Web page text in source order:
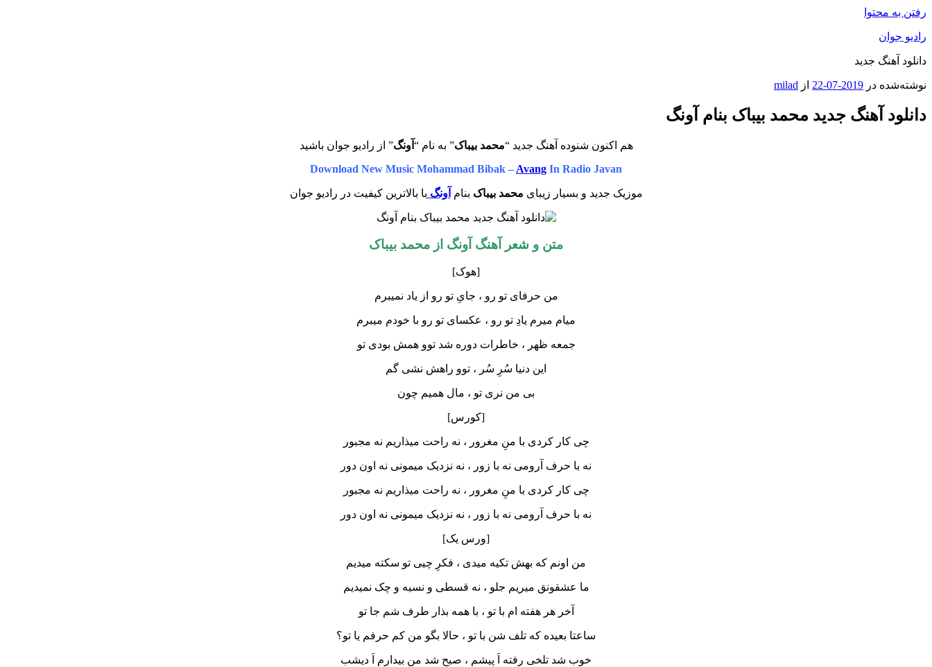
رفتن به محتوا
رادیو جوان
دانلود آهنگ جدید
نوشته‌شده در 2019-07-22 از milad
دانلود آهنگ جدید محمد بیباک بنام آونگ
هم اکنون شنوده آهنگ جدید “محمد بیباک” به نام “ آونگ” از رادیو جوان باشید
Download New Music Mohammad Bibak – Avang In Radio Javan
موزیک جدید و بسیار زیبای محمد بیباک بنام آونگ با بالاترین کیفیت در رادیو جوان
متن و شعر آهنگ آونگ از محمد بیباک
[هوک]
من حرفای تو رو ، جایِ تو رو از یاد نمیبرم
میام میرم یادِ تو رو ، عکسای تو رو با خودم میبرم
جمعه ظهر ، خاطرات دوره شد توو همش بودی تو
این دنیا سُرِ سُر ، توو راهش نشی گم
بی من نری تو ، مال همیم چون
[کورس]
چی کار کردی با منِ مغرور ، نه راحت میذاریم نه مجبور
نه با حرف آرومی نه با زور ، نه نزدیک میمونی نه اون دور
چی کار کردی با منِ مغرور ، نه راحت میذاریم نه مجبور
نه با حرف آرومی نه با زور ، نه نزدیک میمونی نه اون دور
[ورس یک]
من اونم که بهش تکیه میدی ، فکرِ چیی تو سکته میدیم
ما عشقونق میریم جلو ، نه قسطی و نسیه و چک نمیدیم
آخر هر هفته ام با تو ، با همه بذار طرف شم جا تو
ساعتا بعیده که تلف شن با تو ، حالا بگو من کم حرفم یا تو؟
خوب شد تلخی رفته اَ پیشم ، صبح شد من بیدارم اَ دیشب